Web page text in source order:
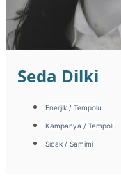
Seda Dilki
Enerjik / Tempolu
Kampanya / Tempolu
Sıcak / Samimi